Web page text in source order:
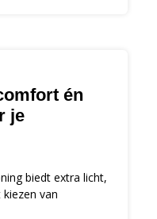
én
je
biedt extra licht,
van